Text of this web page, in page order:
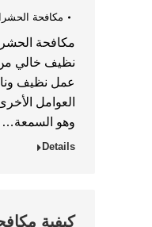
مكافحة
مكافحة
نظيف خالي من
عمل نظيف
العوامل
وهو السمعة…
Details
كيفية